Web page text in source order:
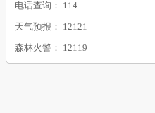
电话查询： 114
天气预报： 12121
森林火警： 12119